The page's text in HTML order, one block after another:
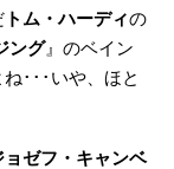
トム・ハーディの
ング』のベイン
･･･いや、ほと
ョゼフ・キャンベ